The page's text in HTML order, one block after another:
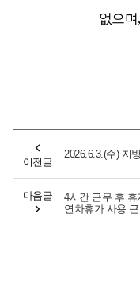
없으
이전글
2026.6.3.(수) 지
다음글
4시간 근무 후
연차휴가 사용 근